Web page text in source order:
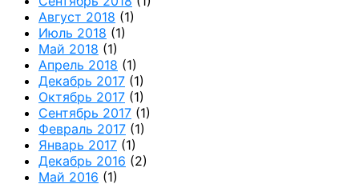
Август 2018 (1)
Июль 2018 (1)
Май 2018 (1)
Апрель 2018 (1)
Декабрь 2017 (1)
Октябрь 2017 (1)
Сентябрь 2017 (1)
Февраль 2017 (1)
Январь 2017 (1)
Декабрь 2016 (2)
Май 2016 (1)